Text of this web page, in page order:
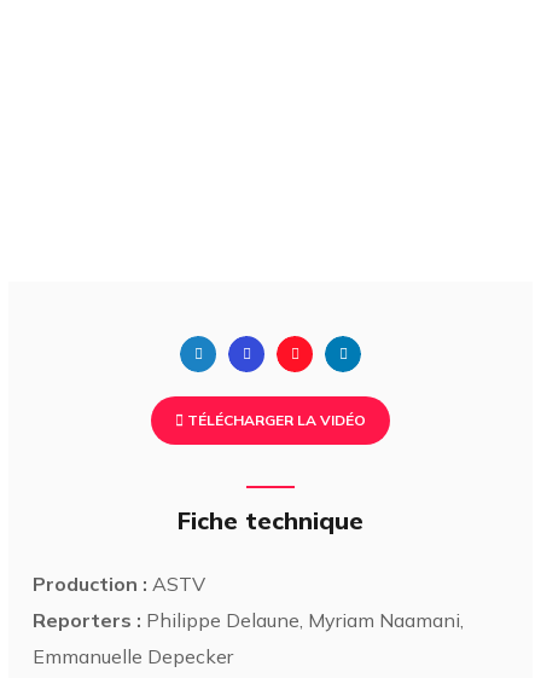
TÉLÉCHARGER LA VIDÉO
Fiche technique
Production : ASTV
Reporters : Philippe Delaune, Myriam Naamani,
Emmanuelle Depecker